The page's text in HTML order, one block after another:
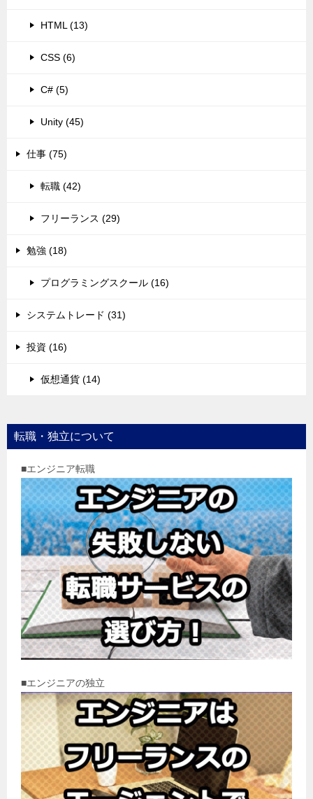
HTML (13)
CSS (6)
C# (5)
Unity (45)
仕事 (75)
転職 (42)
フリーランス (29)
勉強 (18)
プログラミングスクール (16)
システムトレード (31)
投資 (16)
仮想通貨 (14)
転職・独立について
■エンジニア転職
■エンジニアの独立